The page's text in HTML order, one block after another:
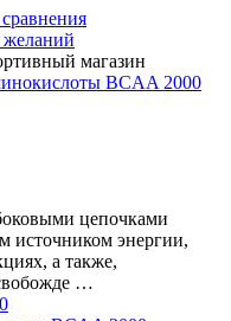
цепочками
источником энергии,
а также,
…